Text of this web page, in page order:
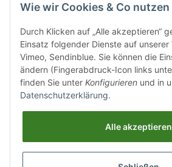
VERSANDARTEN
Sichere Zahlung
Wie wir Cookies & Co nutzen
Durch Klicken auf „Alle akzeptieren“
Einsatz folgender Dienste auf unserer
Vimeo, Sendinblue. Sie können die
ändern (Fingerabdruck-Icon links
finden Sie unter Konfigurieren und in
Datenschutzerklärung.
Alle akzeptieren